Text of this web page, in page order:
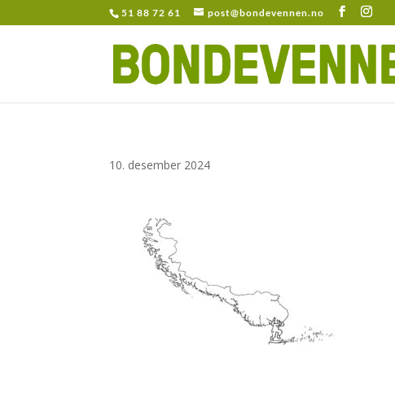
51 88 72 61 post@bondevennen.no
10. desember 2024